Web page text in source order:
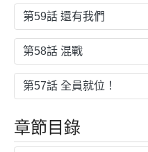
第59話 還有我們
第58話 混戰
第57話 全員就位！
章節目錄